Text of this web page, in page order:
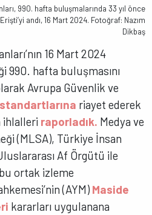
990. hafta buluşmalarında 33 yıl önce
andı, 16 Mart 2024. Fotoğraf: Nazım
Dikbaş
16 Mart 2024
990. hafta buluşmasını
Avrupa Güvenlik ve
standartlarına riayet ederek
ihlalleri raporladık. Medya ve
(MLSA), Türkiye İnsan
Af Örgütü ile
ortak izleme
(AYM) Maside
kararları uygulanana